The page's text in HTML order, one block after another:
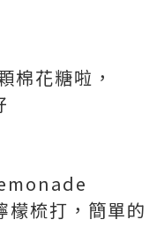
棉花糖啦，
梳打，簡單的